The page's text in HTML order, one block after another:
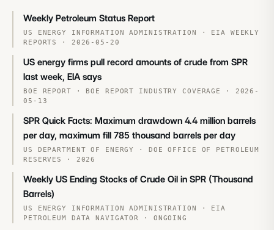
Weekly Petroleum Status Report
US ENERGY INFORMATION ADMINISTRATION · EIA WEEKLY
REPORTS
· 2026-05-20
US energy firms pull record amounts of crude from SPR
last week, EIA says
BOE REPORT · BOE REPORT INDUSTRY COVERAGE · 2026-
05-13
SPR Quick Facts: Maximum drawdown 4.4 million barrels
per day, maximum fill 785 thousand barrels per day
US DEPARTMENT OF ENERGY · DOE OFFICE OF PETROLEUM
RESERVES
· 2026
Weekly US Ending Stocks of Crude Oil in SPR (Thousand
Barrels)
US ENERGY INFORMATION ADMINISTRATION · EIA
PETROLEUM DATA NAVIGATOR · ONGOING